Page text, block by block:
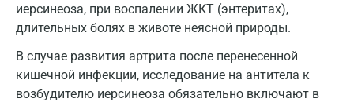
иерсинеоза, при воспалении ЖКТ (энтеритах),
длительных болях в животе неясной природы.
В случае развития артрита после перенесенной
кишечной инфекции, исследование на антитела к
возбудителю иерсинеоза обязательно включают в